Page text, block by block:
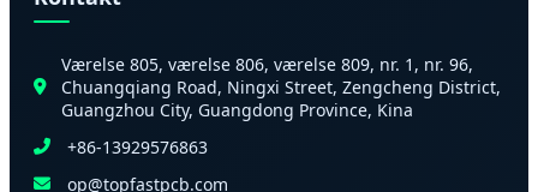
Værelse 805, værelse 806, værelse 809, nr. 1, nr. 96,
Chuangqiang Road, Ningxi Street, Zengcheng District,
Guangzhou City, Guangdong Province, Kina
+86-13929576863
op@topfastpcb.com